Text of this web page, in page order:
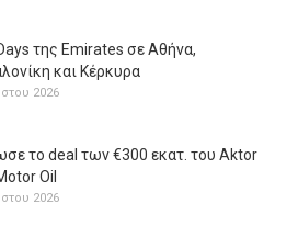
της Emirates σε Αθήνα,
και Κέρκυρα
2026
το deal των €300 εκατ. του Aktor
Oil
2026